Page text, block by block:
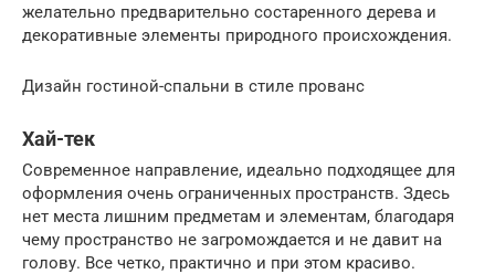
желательно предварительно состаренного дерева и
декоративные элементы природного происхождения.
Дизайн гостиной-спальни в стиле прованс
Хай-тек
Современное направление, идеально подходящее для
оформления очень ограниченных пространств. Здесь
нет места лишним предметам и элементам, благодаря
чему пространство не загромождается и не давит на
голову. Все четко, практично и при этом красиво.